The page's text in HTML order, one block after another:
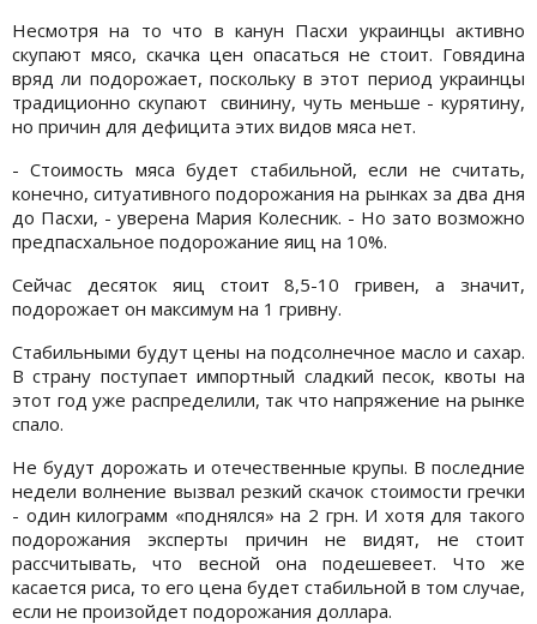
Несмотря на то что в канун Пасхи украинцы активно
скупают мясо, скачка цен опасаться не стоит. Говядина
вряд ли подорожает, поскольку в этот период украинцы
традиционно скупают свинину, чуть меньше - курятину,
но причин для дефицита этих видов мяса нет.
- Стоимость мяса будет стабильной, если не считать,
конечно, ситуативного подорожания на рынках за два дня
до Пасхи, - уверена Мария Колесник. - Но зато возможно
предпасхальное подорожание яиц на 10%.
Сейчас десяток яиц стоит 8,5-10 гривен, а значит,
подорожает он максимум на 1 гривну.
Стабильными будут цены на подсолнечное масло и сахар.
В страну поступает импортный сладкий песок, квоты на
этот год уже распределили, так что напряжение на рынке
спало.
Не будут дорожать и отечественные крупы. В последние
недели волнение вызвал резкий скачок стоимости гречки
- один килограмм «поднялся» на 2 грн. И хотя для такого
подорожания эксперты причин не видят, не стоит
рассчитывать, что весной она подешевеет. Что же
касается риса, то его цена будет стабильной в том случае,
если не произойдет подорожания доллара.